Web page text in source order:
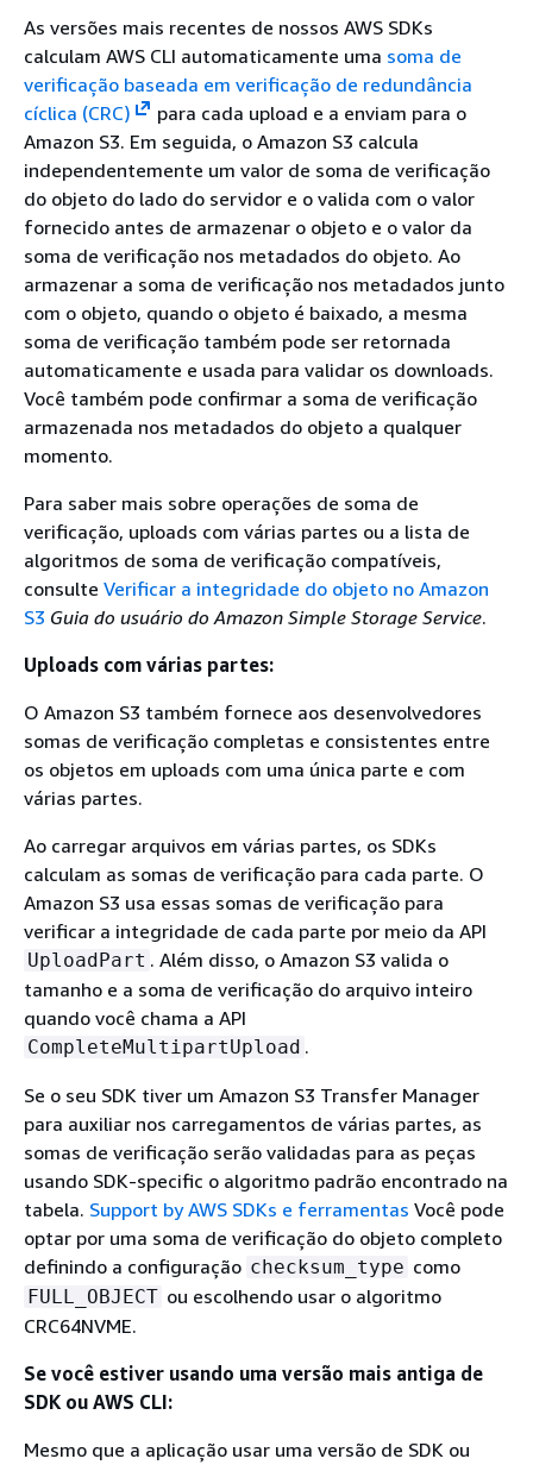
As versões mais recentes de nossos AWS SDKs
calculam AWS CLI automaticamente uma soma de
verificação baseada em verificação de redundância
cíclica (CRC)
para cada upload e a enviam para o
Amazon S3. Em seguida, o Amazon S3 calcula
independentemente um valor de soma de verificação
do objeto do lado do servidor e o valida com o valor
fornecido antes de armazenar o objeto e o valor da
soma de verificação nos metadados do objeto. Ao
armazenar a soma de verificação nos metadados junto
com o objeto, quando o objeto é baixado, a mesma
soma de verificação também pode ser retornada
automaticamente e usada para validar os downloads.
Você também pode confirmar a soma de verificação
armazenada nos metadados do objeto a qualquer
momento.
Para saber mais sobre operações de soma de
verificação, uploads com várias partes ou a lista de
algoritmos de soma de verificação compatíveis,
consulte Verificar a integridade do objeto no Amazon
S3 Guia do usuário do Amazon Simple Storage Service.
Uploads com várias partes:
O Amazon S3 também fornece aos desenvolvedores
somas de verificação completas e consistentes entre
os objetos em uploads com uma única parte e com
várias partes.
Ao carregar arquivos em várias partes, os SDKs
calculam as somas de verificação para cada parte. O
Amazon S3 usa essas somas de verificação para
verificar a integridade de cada parte por meio da API
UploadPart . Além disso, o Amazon S3 valida o
tamanho e a soma de verificação do arquivo inteiro
quando você chama a API
CompleteMultipartUpload .
Se o seu SDK tiver um Amazon S3 Transfer Manager
para auxiliar nos carregamentos de várias partes, as
somas de verificação serão validadas para as peças
usando SDK-specific o algoritmo padrão encontrado na
tabela. Support by AWS SDKs e ferramentas Você pode
optar por uma soma de verificação do objeto completo
definindo a configuração checksum_type como
FULL_OBJECT ou escolhendo usar o algoritmo
CRC64NVME.
Se você estiver usando uma versão mais antiga de
SDK ou AWS CLI:
Mesmo que a aplicação usar uma versão de SDK ou